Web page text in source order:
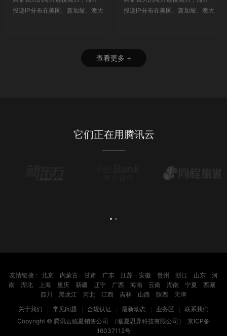
投递IP分布在美国、新加坡、澳大
投递IP分布在美国、新加坡、澳大
查看更多 +
它们正在用腾讯云
友情链接 : 北京 内蒙古 甘肃 广东 江苏 安徽 贵州 浙江 山东
河
南
湖北 上海 重庆 新疆 辽宁 广西 海南 云南 湖南 宁夏
西藏
四川
黑龙江 河北 江西 吉林 山西 陕西
天津
关于我们
常见问题 合规认证 最新动态 业务区
联系我们
Copyright © 腾讯云临夏销售公司 （临夏思异科技有限公司） 京ICP备
16037112号